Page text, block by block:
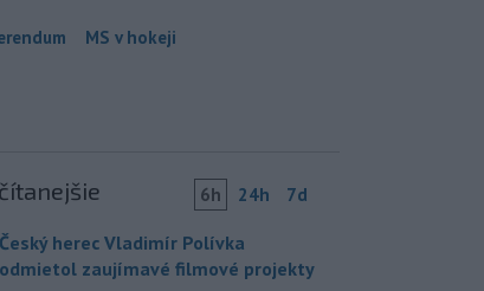
MS v hokeji
6h 24h 7d
Český herec Vladimír Polívka
odmietol zaujímavé filmové projekty